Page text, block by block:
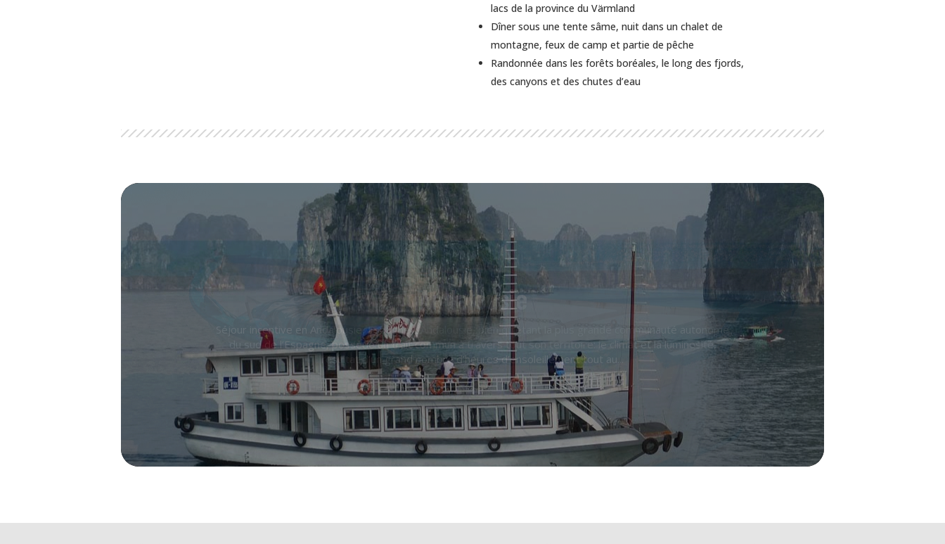
lacs de la province du Värmland
Dîner sous une tente sâme, nuit dans un chalet de
montagne, feux de camp et partie de pêche
Randonnée dans les forêts boréales, le long des fjords,
des canyons et des chutes d’eau
Vietnam
Le Vietnam est une destination exceptionnelle faite de montagnes et de plages magnifiques, de villes
dynamiques riches historiquement et culturellement. Un voyage au Nord du Vietnam, c’est l’assurance de
s’évader et de découvrir de somptueux sites : Hanoi, la...